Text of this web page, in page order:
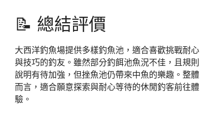
📝 總結評價
大西洋釣魚場提供多樣釣魚池，適合喜歡挑戰耐心
與技巧的釣友。雖然部分釣餌池魚況不佳，且規則
說明有待加強，但挫魚池仍帶來中魚的樂趣。整體
而言，適合願意探索與耐心等待的休閒釣客前往體
驗。